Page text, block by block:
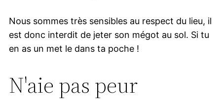
Nous sommes très sensibles au respect du lieu, il
est donc interdit de jeter son mégot au sol. Si tu
en as un met le dans ta poche !
N'aie pas peur